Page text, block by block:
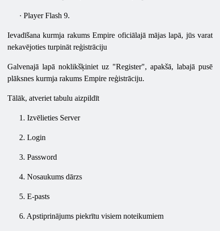
· PlayerFlash 9.
Ievadīšana kurmja rakums Empire oficiālajā mājas lapā, jūs varat
nekavējoties turpināt reģistrāciju
Galvenajā lapā noklikšķiniet uz "Register", apakšā, labajā pusē
plāksnes kurmja rakums Empire reģistrāciju.
Tālāk, atveriet tabulu aizpildīt
1. Izvēlieties Server
2. Login
3. Password
4. Nosaukums dārzs
5. E-pasts
6. Apstiprinājums piekrītu visiem noteikumiem